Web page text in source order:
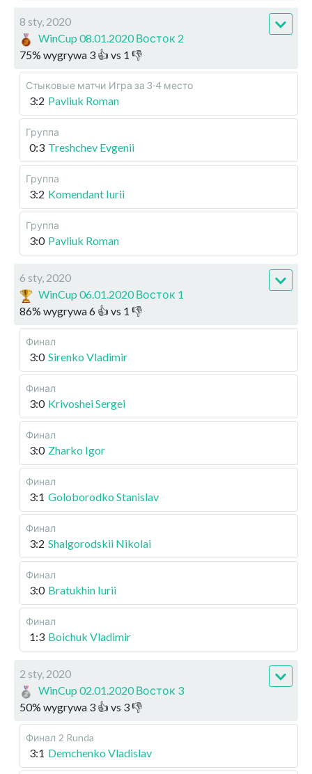
8 sty, 2020
WinCup 08.01.2020 Восток 2
75% wygrywa 3 👍 vs 1 👎
Стыковые матчи Игра за 3-4 место
3:2 Pavliuk Roman
Группа
0:3 Treshchev Evgenii
Группа
3:2 Komendant Iurii
Группа
3:0 Pavliuk Roman
6 sty, 2020
WinCup 06.01.2020 Восток 1
86% wygrywa6 👍 vs 1 👎
Финал
3:0 Sirenko Vladimir
Финал
3:0 Krivoshei Sergei
Финал
3:0 Zharko Igor
Финал
3:1 Goloborodko Stanislav
Финал
3:2 Shalgorodskii Nikolai
Финал
3:0 Bratukhin Iurii
Финал
1:3 Boichuk Vladimir
2 sty, 2020
WinCup 02.01.2020 Восток 3
50% wygrywa 3 👍 vs 3👎
Финал 2 Runda
3:1 Demchenko Vladislav